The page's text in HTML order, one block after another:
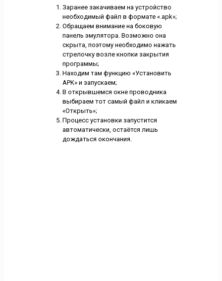
Заранее закачиваем на устройство
необходимый файл в формате «.apk»;
Обращаем внимание на боковую
панель эмулятора. Возможно она
скрыта, поэтому необходимо нажать
стрелочку возле кнопки закрытия
программы;
Находим там функцию «Установить
APK» и запускаем;
В открывшемся окне проводника
выбираем тот самый файл и кликаем
«Открыть»;
Процесс установки запустится
автоматически, остаётся лишь
дождаться окончания.